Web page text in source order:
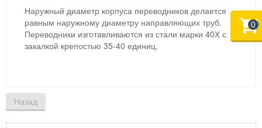
Наружный диаметр корпуса переводников делается
равным наружному диаметру направляющих труб.
Переводники изготавливаются из стали марки 40Х с
закалкой крепостью 35-40 единиц.
0